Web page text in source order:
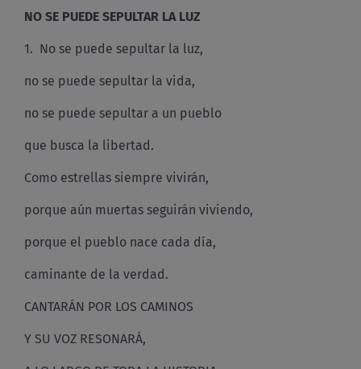
NO SE PUEDE SEPULTAR LA LUZ
1. No se puede sepultar la luz,
no se puede sepultar la vida,
no se puede sepultar a un pueblo
que busca la libertad.
Como estrellas siempre vivirán,
porque aún muertas seguirán viviendo,
porque el pueblo nace cada día,
caminante de la verdad.
CANTARÁN POR LOS CAMINOS
Y SU VOZ RESONARÁ,